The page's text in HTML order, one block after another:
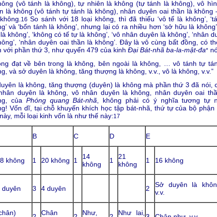
(vô tánh là không), tự nhiên là không (tự tánh là không), vô
là không (vô tánh tự tánh là không), nhân duyên oai thần là không
16 So sánh với 18 loại không, thì đã thiếu ‘vô tế là không’,
và ‘bổn tánh là không’, nhưng lại có ra nhiều hơn ‘sở hữu là
không’, ‘không có tế tự là không’, ‘vô nhân duyên là không’, ‘nhân
‘nhân duyên oai thần là không’. Đây là vô cùng bất đồng, có
với phần thứ 3, như quyển 479 của kinh Đại Bát-nhã ba-la-mật-đa*
đạt về bên trong là không, bên ngoài là không, … vô tánh tự
và sở duyên là không, tăng thượng là không, v.v., vô là không, v.v.”
là không, tăng thượng (duyên) là không mà phần thứ 3 đã nói,
duyên là không, vô nhân duyên là không, nhân duyên oai
của Phóng quang Bát-nhã , không phải có ý nghĩa tương tự
Vốn dĩ, tại chỗ khuyến khích học tập bát-nhã, thứ tự của bộ phận
mỗi loại kinh vốn là như thế này:17
B C D E
không 1 20 không 1
14
không
1
21
không
1 16 không
duyên 3 4 duyên 2
Sở duyên là
v.v.
Chân
Như,
Như lai,